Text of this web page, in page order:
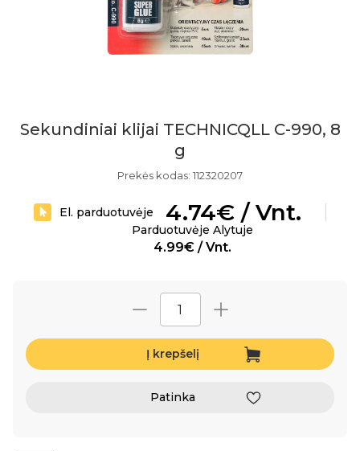
Sekundiniai klijai TECHNICQLL C-990, 8
g
Prekės kodas: 112320207
El. parduotuvėje 4.74€ / Vnt.
Parduotuvėje Alytuje
4.99€ / Vnt.
Į krepšelį
Patinka